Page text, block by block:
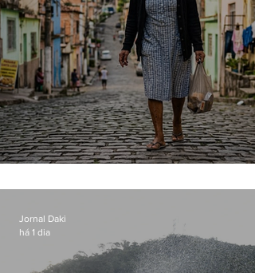
Jornal Daki
há 1 dia